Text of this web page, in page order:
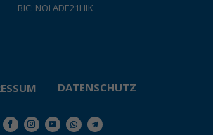
BIC: NOLADE21HIK
DATENSCHUTZ